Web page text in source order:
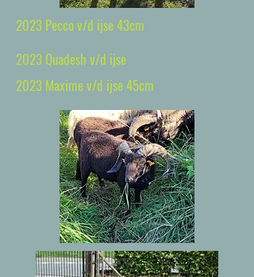
2023 Pecco v/d ijse 43cm
2023 Quadesh v/d ijse
2023 Maxime v/d ijse 45cm